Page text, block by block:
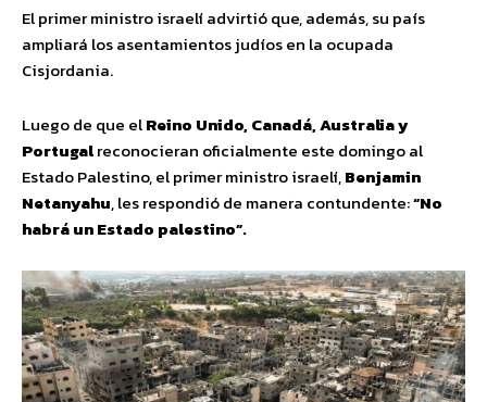
El primer ministro israelí advirtió que, además, su país
ampliará los asentamientos judíos en la ocupada
Cisjordania.
Luego de que elReino Unido, Canadá, Australia y
Portugalreconocieran oficialmente este domingo al
Estado Palestino, el primer ministro israelí,Benjamin
Netanyahu, les respondió de manera contundente:“No
habrá un Estado palestino”.